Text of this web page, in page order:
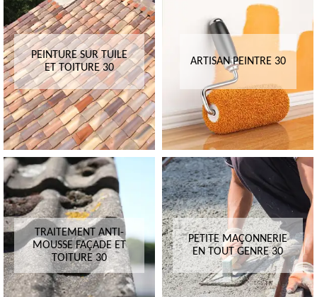
PEINTURE SUR TUILE
ET TOITURE 30
ARTISAN PEINTRE 30
TRAITEMENT ANTI-
MOUSSE FAÇADE ET
TOITURE 30
PETITE MAÇONNERIE
EN TOUT GENRE 30